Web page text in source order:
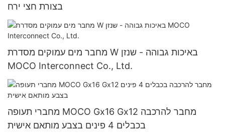
בצורת חצי ירח
מחבר מים עמוקים מסדרת W באיכות גבוהה - שנזן
MOCO Interconnect Co., Ltd.
מחברי תעופה MOCO Gx16 Gx12 מחבר להרכבה
בכבלים 4 פינים בצבע מותאם אישית